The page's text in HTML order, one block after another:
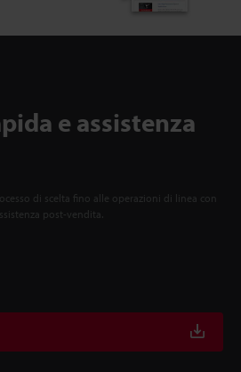
e assistenza
di scelta fino alle operazioni di linea con
post-vendita.